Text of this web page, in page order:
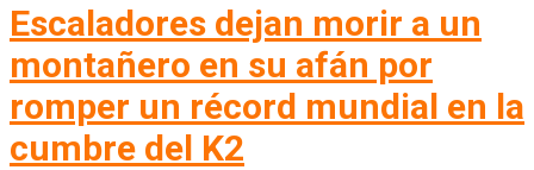
Escaladores dejan morir a un
montañero en su afán por
romper un récord mundial en la
cumbre del K2